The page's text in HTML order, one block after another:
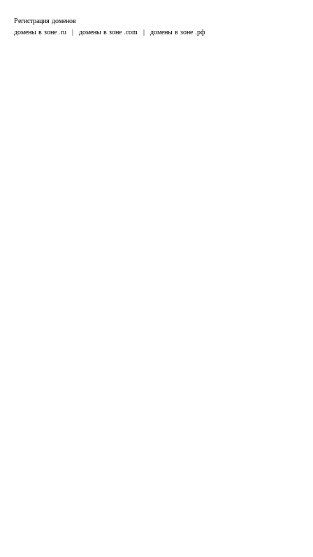
Регистрация доменов
домены в зоне .ru
| домены в зоне .com | домены в зоне .рф